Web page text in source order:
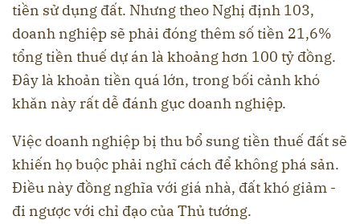
tiền sử dụng đất. Nhưng theo Nghị định 103,
doanh nghiệp sẽ phải đóng thêm số tiền 21,6%
tổng tiền thuế dự án là khoảng hơn 100 tỷ đồng.
Đây là khoản tiền quá lớn, trong bối cảnh khó
khăn này rất dễ đánh gục doanh nghiệp.
Việc doanh nghiệp bị thu bổ sung tiền thuế đất sẽ
khiến họ buộc phải nghĩ cách để không phá sản.
Điều này đồng nghĩa với giá nhà, đất khó giảm -
đi ngược với chỉ đạo của Thủ tướng.